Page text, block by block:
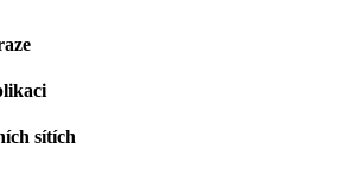
sítích